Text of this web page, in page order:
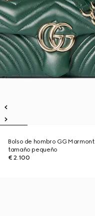
Bolso de hombro GG Marmont
tamaño pequeño
€ 2.100